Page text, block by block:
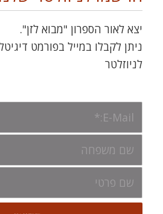
יצא לאור הספרון "מבוא לזן".
ניתן לקבלו במייל בפורמט
לניוזלטר